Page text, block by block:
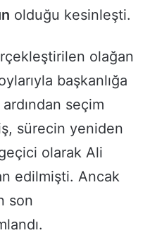
olduğu kesinleşti.
olağan
başkanlığa
ardından seçim
sürecin yeniden
olarak Ali
edilmişti. Ancak
son